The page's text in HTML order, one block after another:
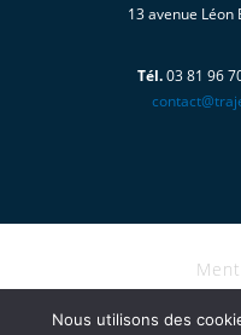
13 avenue
Tél.03 81 96
FORMATION
Nous utilisons des